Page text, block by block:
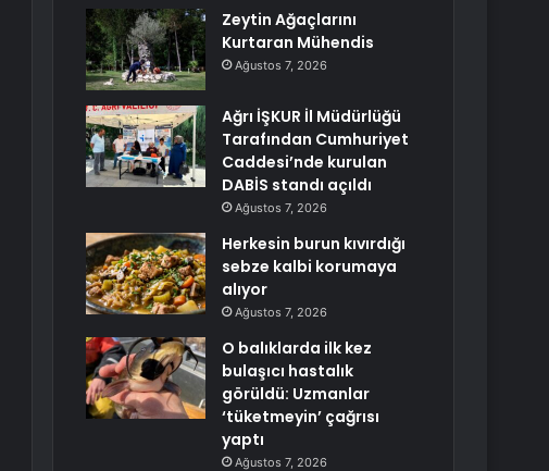
Zeytin Ağaçlarını
Kurtaran Mühendis
Ağustos 7, 2026
Ağrı İŞKUR İl Müdürlüğü
Tarafından Cumhuriyet
Caddesi’nde kurulan
DABİS standı açıldı
Ağustos 7, 2026
Herkesin burun kıvırdığı
sebze kalbi korumaya
alıyor
Ağustos 7, 2026
O balıklarda ilk kez
bulaşıcı hastalık
görüldü: Uzmanlar
‘tüketmeyin’ çağrısı
yaptı
Ağustos 7, 2026